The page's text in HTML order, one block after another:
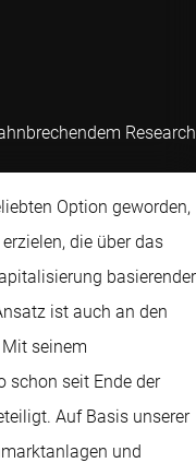
Research
Option geworden,
die über das
basierender
ist auch an den
seinem
schon seit Ende der
Auf Basis unserer
und